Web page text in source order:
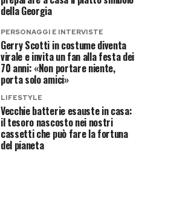
della Georgia
PERSONAGGI E INTERVISTE
Gerry Scotti in costume diventa
virale e invita un fan alla festa dei
70 anni: «Non portare niente,
porta solo amici»
LIFESTYLE
Vecchie batterie esauste in casa:
il tesoro nascosto nei nostri
cassetti che può fare la fortuna
del pianeta